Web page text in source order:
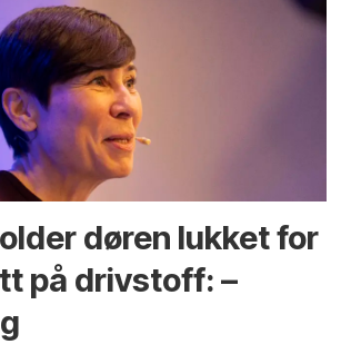
døren lukket for
på drivstoff: –